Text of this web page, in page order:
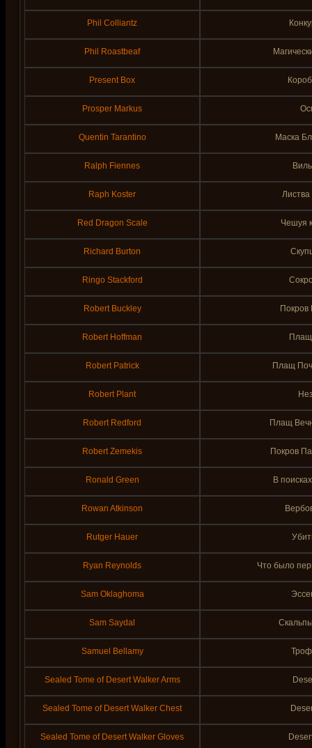
Phil Colliantz
Phil Roastbeaf
Present Box
Prosper Markus
Quentin Tarantino Маска
Ralph Fiennes
Raph Koster
Red Dragon Scale Чешуя
Richard Burton
Ringo Stackford
Robert Buckley Покров
Robert Hoffman
Robert Patrick Плащ
Robert Plant
Robert Redford Плащ
Robert Zemekis Покров
Ronald Green В
Rowan Atkinson
Rutger Hauer
Ryan Reynolds Что было
Sam Oklaghoma
Sam Saydal
Samuel Bellamy
Sealed Tome of Desert Walker Arms
Sealed Tome of Desert Walker Chest
Sealed Tome of Desert Walker Gloves